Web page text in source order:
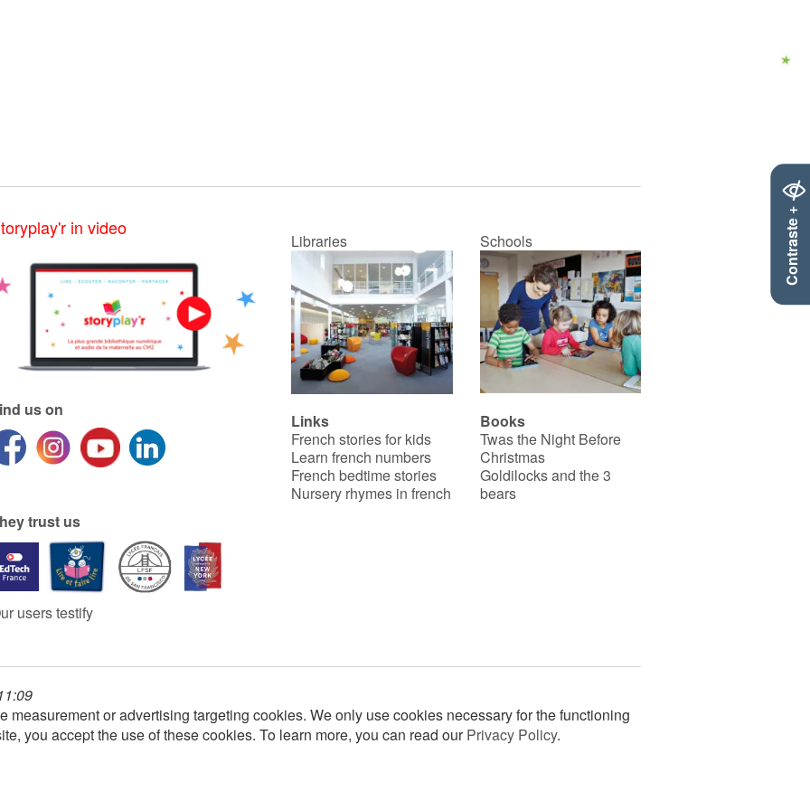
Contraste +
in video
us on
trust us
users testify
Libraries Schools
Links
French stories for kids
Learn french numbers
French bedtime stories
Nursery rhymes in french
Books
Twas the Night Before
Christmas
Goldilocks and the 3
bears
measurement or advertising targeting cookies. We only use cookies necessary for the functioning
you accept the use of these cookies. To learn more, you can read ourPrivacy Policy.